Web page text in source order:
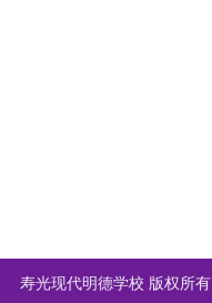
寿光现代明德学校 版权所有